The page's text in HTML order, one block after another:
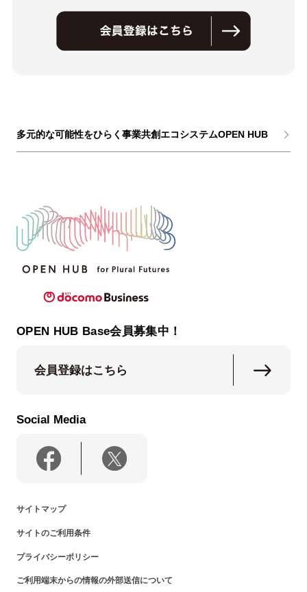
多元的な可能性をひらく事業共創エコシステムOPEN HUB
OPEN HUB Base会員募集中！
会員登録はこちら
Social Media
サイトマップ
サイトのご利用条件
プライバシーポリシー
ご利用端末からの情報の外部送信について